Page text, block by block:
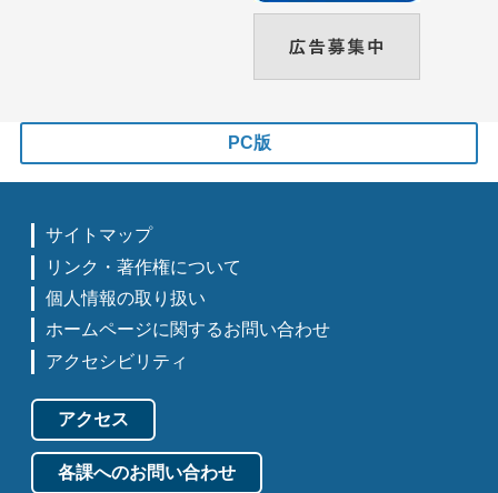
PC版
サイトマップ
リンク・著作権について
個人情報の取り扱い
ホームページに関するお問い合わせ
アクセシビリティ
アクセス
各課へのお問い合わせ